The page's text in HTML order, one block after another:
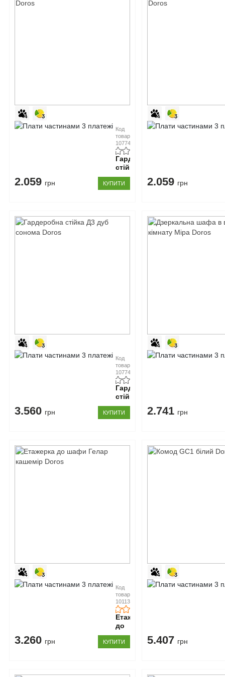
Код
товару:
107746
Гардеробна
стійка
Д2
біла
Doros
2.059 грн КУПИТИ 2.059 грн
Код
товару:
107747
Гардеробна
стійка
Д3
дуб
сонома
3.560 грн КУПИТИ 2.741 грн
Код
товару:
10113692
Етажерка
до
шафи
Гелар
кашемір
3.260 грн КУПИТИ 5.407 грн